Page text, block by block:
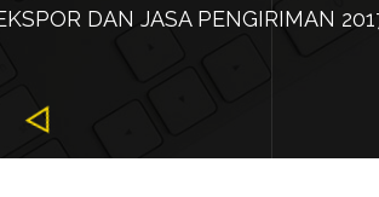
DAN JASA PENGIRIMAN